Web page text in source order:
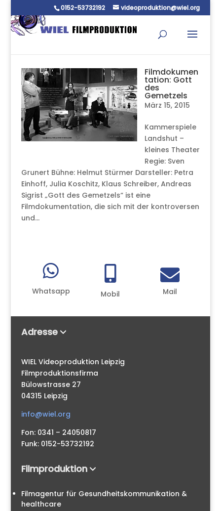
0152-53732192 videoproduktion@wiel.org
Filmdokumen
tation: Gott
des
Gemetzels
März 15, 2015
Kammerspiele
Landshut –
kleines Theater
Regie: Sven
Grunert Bühne: Helmut Stürmer Darsteller: Petra
Einhoff, Julia Koschitz, Klaus Schreiber, Andreas
Sigrist „Gott des Gemetzels“ ist eine
Filmdokumentation, die sich mit der kontroversen
und...

Whatsapp

Mobil

Mail
Adresse
WIEL Videoproduktion Leipzig
Filmproduktionsfirma
Bülowstrasse 27
04315 Leipzig
info@wiel.org
Fon: 0341 – 24050817
Funk: 0152-53732192
Filmproduktion
Filmagentur für Gesundheitskommunikation &
healthcare